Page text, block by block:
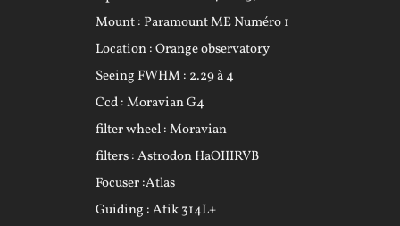
Mount : Paramount ME Numéro 1
Location : Orange observatory
Seeing FWHM : 2.29 à 4
Ccd : Moravian G4
filter wheel : Moravian
filters : Astrodon HaOIIIRVB
Focuser :Atlas
Guiding : Atik 314L+